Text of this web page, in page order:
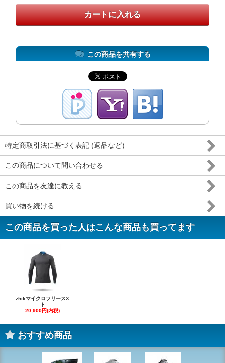
この商品を共有する
特定商取引法に基づく表記 (返品など)
この商品について問い合わせる
この商品を友達に教える
買い物を続ける
この商品を買った人はこんな商品も買ってます
zhikマイクロフリースX
ト
20,900円(内税)
おすすめ商品